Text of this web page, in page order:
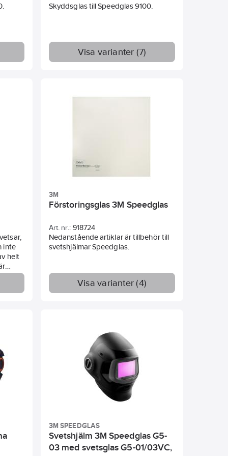
förvarings-/bärväska ingår.
Skyddsglas till Speedglas 9100.
Visa varianter (7)
inte
helt
3M
Förstoringsglas 3M Speedglas
Art. nr.: 918724
Nedanstående artiklar är tillbehör till
svetshjälmar Speedglas.
Visa varianter (4)
3M SPEEDGLAS
Svetshjälm 3M Speedglas G5-
03 med svetsglas G5-01/03VC,